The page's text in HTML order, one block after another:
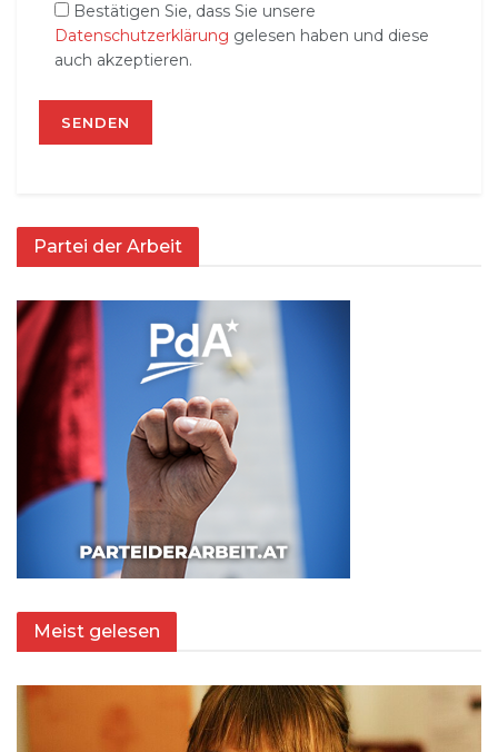
Bestätigen Sie, dass Sie unsere
Datenschutzerklärung gelesen haben und diese
auch akzeptieren.
Partei der Arbeit
Meist gelesen